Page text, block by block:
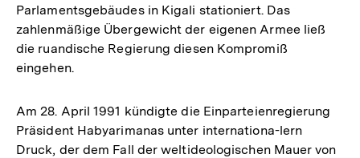
Parlamentsgebäudes in Kigali stationiert. Das
zahlenmäßige Übergewicht der eigenen Armee ließ
die ruandische Regierung diesen Kompromiß
eingehen.
Am 28. April 1991 kündigte die Einparteienregierung
Präsident Habyarimanas unter internationa-lern
Druck, der dem Fall der weltideologischen Mauer von